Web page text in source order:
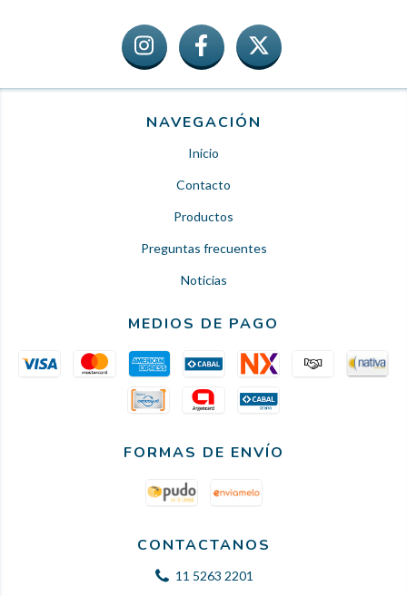
NAVEGACIÓN
Inicio
Contacto
Productos
Preguntas frecuentes
Noticias
MEDIOS DE PAGO
FORMAS DE ENVÍO
CONTACTANOS
11 5263 2201